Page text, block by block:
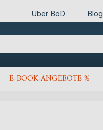
Über BoD Blog
E-BOOK-ANGEBOTE %